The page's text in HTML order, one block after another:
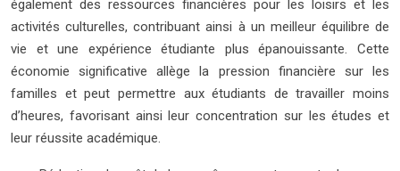
également des ressources financières pour les loisirs et les
activités culturelles, contribuant ainsi à un meilleur équilibre de
vie et une expérience étudiante plus épanouissante. Cette
économie significative allège la pression financière sur les
familles et peut permettre aux étudiants de travailler moins
d’heures, favorisant ainsi leur concentration sur les études et
leur réussite académique.